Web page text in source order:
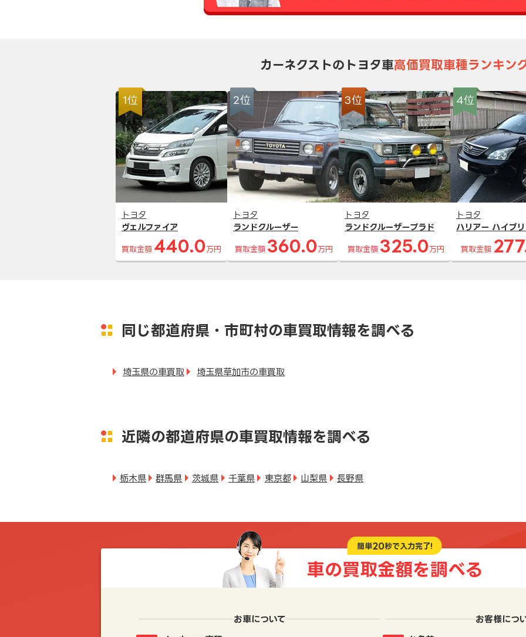
カーネクストのトヨタ車高価買取車種ランキン
1位
トヨタ
ヴェルファイア
買取金額 440.0 万円
2位
トヨタ
ランドクルーザー
買取金額 360.0 万円
3位
トヨタ
ランドクルーザープラド
買取金額 325.0 万円
4位
トヨタ
ハリアー ハイブ
買取金額
同じ都道府県・市町村の車買取情報を調べる
埼玉県の車買取 埼玉県草加市の車買取
近隣の都道府県の車買取情報を調べる
栃木県 群馬県 茨城県 千葉県 東京都 山梨県 長野県
簡単20秒で入力完了!
車の買取金額を調べる
お車について お客様につ